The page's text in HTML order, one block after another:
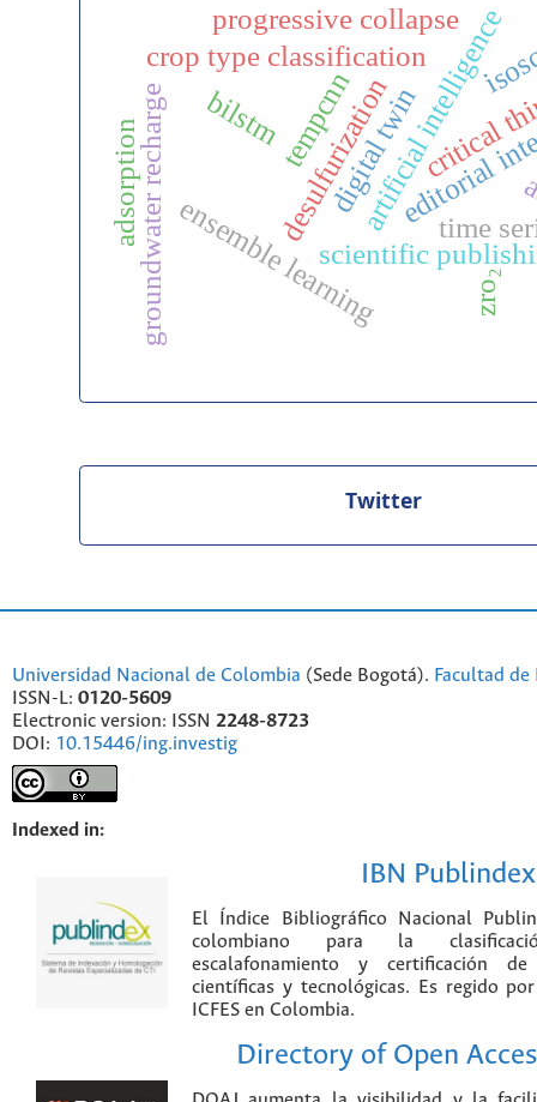
artificial intelligence
scientific
editorial
crop type classification
time
ensemble learning
tempcnn
bilstmdesulfurization critical
digital twin
groundwater recharge
progressive collapse
adsorption
zro₂
Twitter
Universidad Nacional de Colombia (Sede Bogotá). Facultad
ISSN-L: 0120-5609
Electronic version: ISSN 2248-8723
DOI: 10.15446/ing.investig
Indexed in:
IBN Publindex
El Índice Bibliográfico Nacional
colombiano para la
escalafonamiento y certificación
científicas y tecnológicas. Es regido
ICFES en Colombia.
Directory of Open